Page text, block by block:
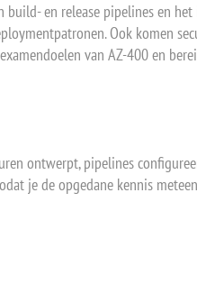
en release pipelines en
Ook komen
van AZ-400 en
ontwerpt, pipelines
je de opgedane kennis